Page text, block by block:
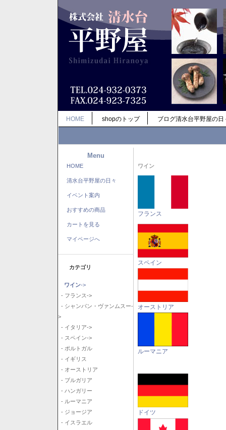
HOME shopのトップ ブログ清水台平野屋の日
Menu
HOME
清水台平野屋の日々
イベント案内
おすすめの商品
カートを見る
マイページへ
カテゴリ
ワイン->
- フランス->
- シャンパン・ヴァンムスー-
>
- イタリア->
- スペイン->
- ポルトガル
- イギリス
- オーストリア
- ブルガリア
- ハンガリー
- ルーマニア
- ジョージア
- イスラエル
ワイン
フランス
スペイン
オーストリア
ルーマニア
ドイツ